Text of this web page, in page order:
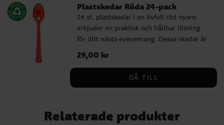
Plastskedar Röda 24-pack
24 st. plastskedar i en livfull röd nyans
erbjuder en praktisk och hållbar lösning
för ditt nästa evenemang. Dessa skedar är
återanvändbara och tål maskindisk, vilket
gör dem till ett miljövänligt val. Den klara
röda färgen ger en festlig touch och är
perfekt för olika teman och tillställningar.
Pris:29,00 kr
29,00 kr
GÅ TILL
Relaterade produkter